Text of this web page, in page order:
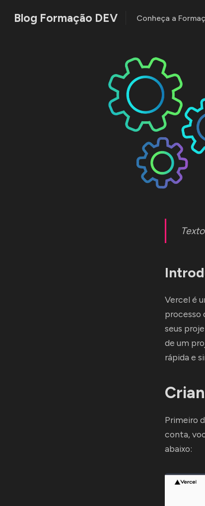
Blog Formação DEV Conheça a
Vercel é
processo
seus
de um
rápida e
Primeiro
conta,
abaixo: